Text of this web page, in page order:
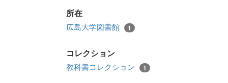
所在
広島大学図書館 1
コレクション
教科書コレクション 1